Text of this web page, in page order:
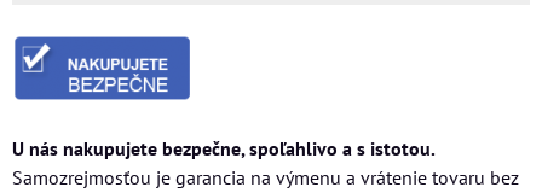
U nás nakupujete bezpečne, spoľahlivo a s istotou.
Samozrejmosťou je garancia na výmenu a vrátenie tovaru bez